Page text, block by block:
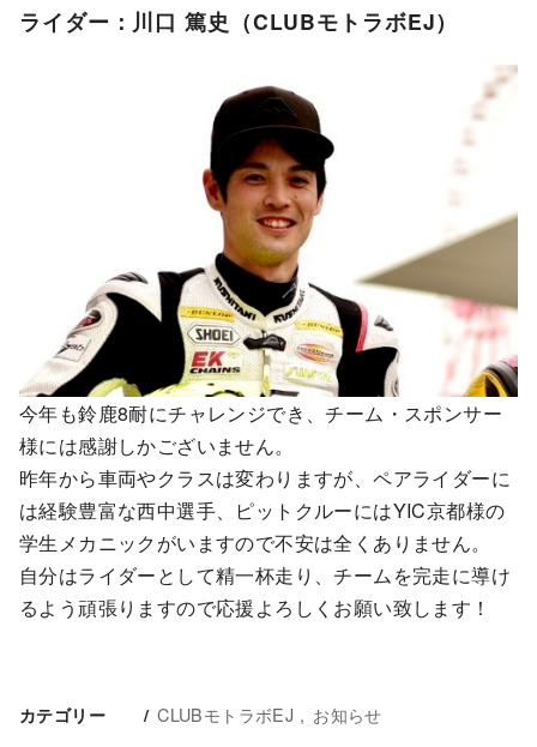
ライダー：川口 篤史（CLUBモトラボEJ）
今年も鈴鹿8耐にチャレンジでき、チーム・スポンサー
様には感謝しかございません。
昨年から車両やクラスは変わりますが、ペアライダーに
は経験豊富な西中選手、ピットクルーにはYIC京都様の
学生メカニックがいますので不安は全くありません。
自分はライダーとして精一杯走り、チームを完走に導け
るよう頑張りますので応援よろしくお願い致します！
カテゴリー CLUBモトラボEJ お知らせ